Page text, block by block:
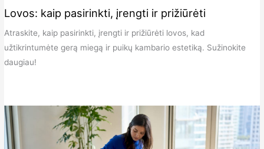
Lovos: kaip pasirinkti, įrengti ir prižiūrėti
Atraskite, kaip pasirinkti, įrengti ir prižiūrėti lovos, kad
užtikrintumėte gerą miegą ir puikų kambario estetiką. Sužinokite
daugiau!